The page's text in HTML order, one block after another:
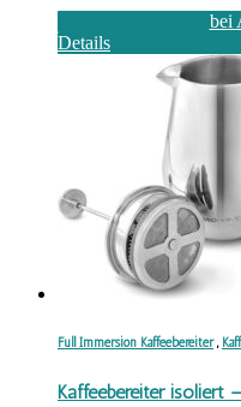
bei
Details
Full Immersion Kaffeebereiter,
Kaffeebereiter isoliert